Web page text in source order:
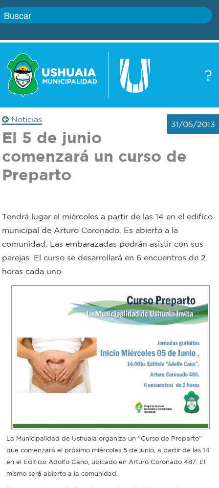
?
Boletín
Defensa
civil
Bromatología
Rentas
Municipal
Boleto
estudiantil
colectivos
Recarga
SUBE
Gobierno
Trámites
Transparencia
Correo
Personal
municipal
Noticias
31/05/2013
El 5 de junio
comenzará un curso de
Preparto
Tendrá lugar el miércoles a partir de las 14 en el edifico
municipal de Arturo Coronado. Es abierto a la
comunidad. Las embarazadas podrán asistir con sus
parejas. El curso se desarrollará en 6 encuentros de 2
horas cada uno.
La Municipalidad de Ushuaia organiza un "Curso de Preparto"
que comenzará el próximo miércoles 5 de junio, a partir de las 14
en el Edificio Adolfo Cano, ubicado en Arturo Coronado 487. El
mismo será abierto a la comunidad.